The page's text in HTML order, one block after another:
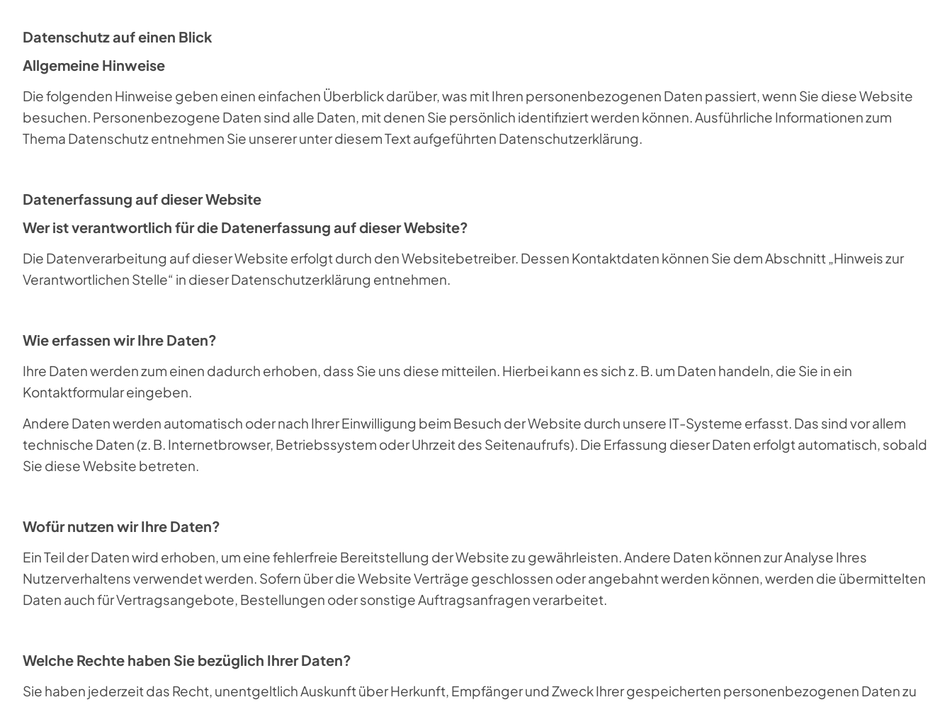
Datenschutz auf einen Blick
Allgemeine Hinweise
Die folgenden Hinweise geben einen einfachen Überblick darüber, was mit Ihren personenbezogenen Daten passiert, wenn Sie diese Website
besuchen. Personenbezogene Daten sind alle Daten, mit denen Sie persönlich identifiziert werden können. Ausführliche Informationen zum
Thema Datenschutz entnehmen Sie unserer unter diesem Text aufgeführten Datenschutzerklärung.
Datenerfassung auf dieser Website
Wer ist verantwortlich für die Datenerfassung auf dieser Website?
Die Datenverarbeitung auf dieser Website erfolgt durch den Websitebetreiber. Dessen Kontaktdaten können Sie dem Abschnitt „Hinweis zur
Verantwortlichen Stelle“ in dieser Datenschutzerklärung entnehmen.
Wie erfassen wir Ihre Daten?
Ihre Daten werden zum einen dadurch erhoben, dass Sie uns diese mitteilen. Hierbei kann es sich z. B. um Daten handeln, die Sie in ein
Kontaktformular eingeben.
Andere Daten werden automatisch oder nach Ihrer Einwilligung beim Besuch der Website durch unsere IT-Systeme erfasst. Das sind vor allem
technische Daten (z. B. Internetbrowser, Betriebssystem oder Uhrzeit des Seitenaufrufs). Die Erfassung dieser Daten erfolgt automatisch, sobald
Sie diese Website betreten.
Wofür nutzen wir Ihre Daten?
Ein Teil der Daten wird erhoben, um eine fehlerfreie Bereitstellung der Website zu gewährleisten. Andere Daten können zur Analyse Ihres
Nutzerverhaltens verwendet werden. Sofern über die Website Verträge geschlossen oder angebahnt werden können, werden die übermittelten
Daten auch für Vertragsangebote, Bestellungen oder sonstige Auftragsanfragen verarbeitet.
Welche Rechte haben Sie bezüglich Ihrer Daten?
Sie haben jederzeit das Recht, unentgeltlich Auskunft über Herkunft, Empfänger und Zweck Ihrer gespeicherten personenbezogenen Daten zu